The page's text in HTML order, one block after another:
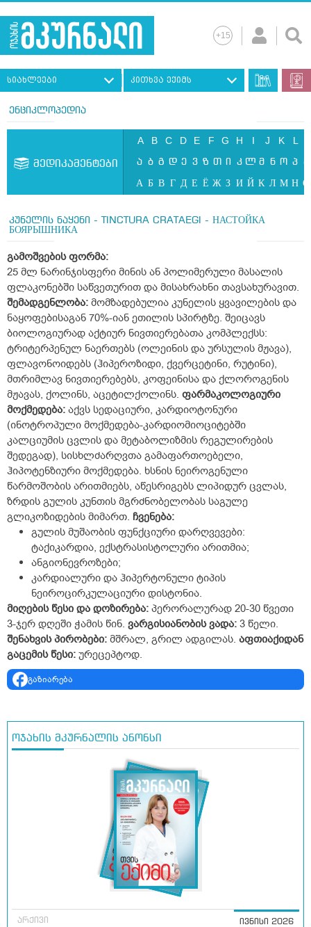
სიახლეები კითხვა ექიმს
ენციკლოპედია
მედიკამენტები
A B C D E F G H I J K L
ა ბ გ დ ე ვ ზ თ ი კ ლ მ ნ ო პ ჟ
А Б В Г Д Е Ё Ж З И Й К Л М Н О
კუნელის ნაყენი - TINCTURA CRATAEGI - НАСТОЙКА
БОЯРЫШНИКА
გამოშვების ფორმა:
25 მლ ნარინჯისფერი მინის ან პოლიმერული მასალის
ფლაკონებში საწვეთურით და მისახრახნი თავსახურავით.
შემადგენლობა: მომზადებულია კუნელის ყვავილების და
ნაყოფებისაგან 70%-იან ეთილის სპირტზე. შეიცავს
ბიოლოგიურად აქტიურ ნივთიერებათა კომპლექსს:
ტრიტერპენულ ნაერთებს (ოლეინის და ურსულის მჟავა),
ფლავონოიდებს (ჰიპეროზიდი, ქვერცეტინი, რუტინი),
მთრიმლავ ნივთიერებებს, კოფეინისა და ქლოროგენის
მჟავას, ქოლინს, აცეტილქოლინს. ფარმაკოლოგიური
მოქმედება: აქვს სედაციური, კარდიოტონური
(ინოტროპული მოქმედება-კარდიომიოციტებში
კალციუმის ცვლის და მეტაბოლიზმის რეგულირების
შედეგად), სისხლძარღვთა გამაფართოებელი,
ჰიპოტენზიური მოქმედება. ხსნის ნეიროგენული
წარმოშობის არითმიებს, აწესრიგებს ლიპიდურ ცვლას,
ზრდის გულის კუნთის მგრძნობელობას საგულე
გლიკოზიდების მიმართ. ჩვენება:
გულის მუშაობის ფუნქციური დარღვევები:
ტაქიკარდია, ექსტრასისტოლური არითმია;
ანგიონევროზები;
კარდიალური და ჰიპერტონული ტიპის
ნეიროცირკულაციური დისტონია.
მიღების წესი და დოზირება: პერორალურად 20-30 წვეთი
3-ჯერ დღეში ჭამის წინ. ვარგისიანობის ვადა: 3 წელი.
შენახვის პირობები: მშრალ, გრილ ადგილას. აფთიაქიდან
გაცემის წესი: ურეცეპტოდ.
გაზიარება
ოჯახის მკურნალის ანონსი
არქივი ივნისი 2026